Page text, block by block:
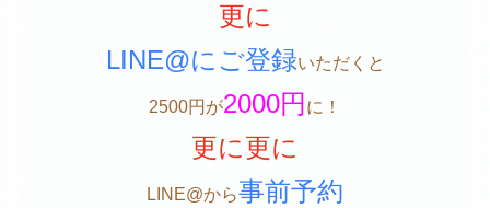
更に
LINE@にご登録いただくと
2500円が2000円 に！
更に更に
LINE@から事前予約